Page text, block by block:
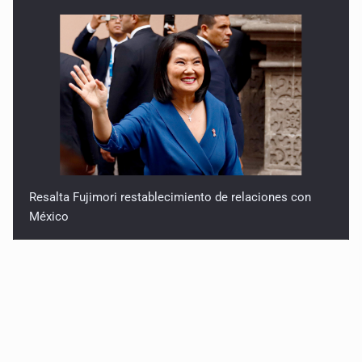
Resalta Fujimori restablecimiento de relaciones con
México